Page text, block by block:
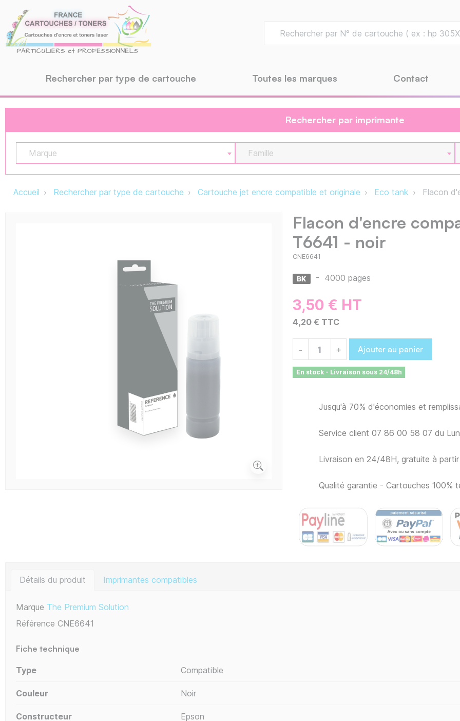
Rechercher par type de cartouche Toutes les marques Contact
Rechercher par imprimante
Marque Famille
Accueil Rechercher par type de cartouche Cartouche jet encre compatible et originale Eco tank Flacon
Flacon d'encre
T6641 - noir
CNE6641
- 4000 pages
3,50 € HT
4,20 € TTC
- + Ajouter au panier
En stock - Livraison sous 24/48h
Jusqu'à 70% d'économies et
Service client 07 86 00 58 07 du
Livraison en 24/48H, gratuite à
Qualité garantie - Cartouches 100%
Détails du produit Imprimantes compatibles
Marque The Premium Solution
Référence CNE6641
Fiche technique
Type Compatible
Couleur Noir
Constructeur Epson